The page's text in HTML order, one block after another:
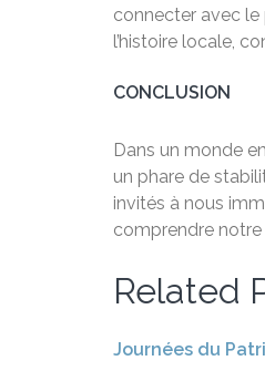
connecter avec le
l’histoire locale,
CONCLUSION
Dans un monde
un phare de
invités à nous
comprendre notre
Related
Journées du